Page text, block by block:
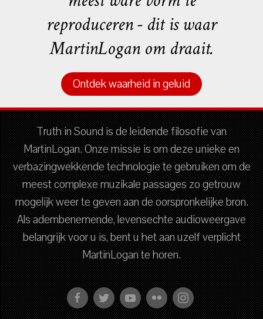
reproduceren - dit is waar
MartinLogan om draait.
Ontdek waarheid in geluid
Truth in Sound is de leidende filosofie van
MartinLogan. Onze missie is om deze unieke en
verbazingwekkende technologie te gebruiken om de
meest complexe muzikale passages zo getrouw
mogelijk weer te geven aan de oorspronkelijke bron.
Als adembenemende, levensechte audioweergave
belangrijk voor u is, bent u het aan uzelf verplicht
MartinLogan te horen.